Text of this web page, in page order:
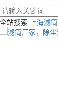
全站搜索 上海滤筒